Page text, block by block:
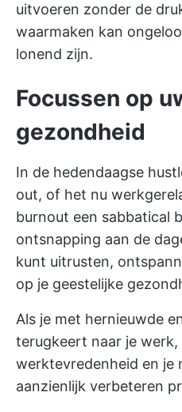
uitvoeren zonder de
waarmaken kan
lonend zijn.
Focussen op
gezondheid
In de hedendaagse
out, of het nu
burnout een sabbatical
ontsnapping aan de
kunt uitrusten,
op je geestelijke
Als je met hernieuwde
terugkeert naar je werk,
werktevredenheid en je
aanzienlijk verbeteren